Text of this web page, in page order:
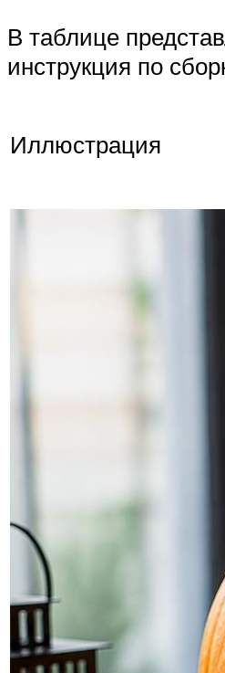
В таблице
инструкция по
Иллюстрация